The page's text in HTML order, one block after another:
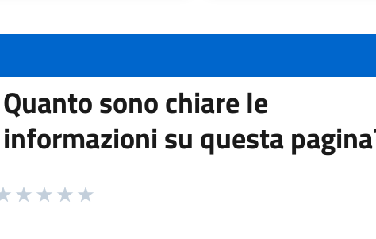
Quanto sono chiare le
informazioni su questa
Valuta da 1 a 5 stelle la pagina